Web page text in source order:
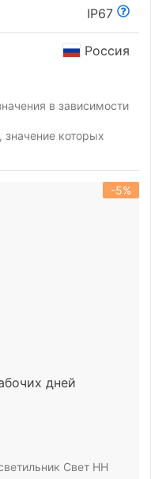
IP67
Россия
в зависимости
которых
-5%
дней
Свет НН